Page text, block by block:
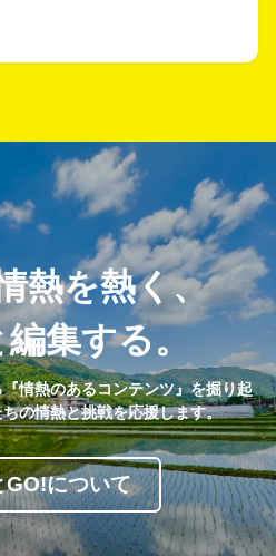
熱を熱く、
集する。
情熱のあるコンテンツ』を掘り起
の情熱と挑戦を応援します。
GO!について